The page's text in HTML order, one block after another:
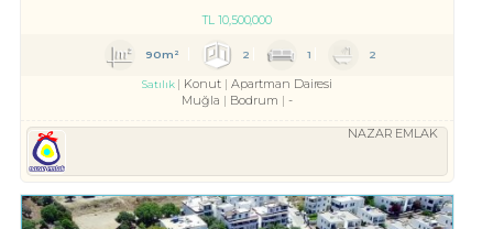
TL10,500,000
90m² 2 1 2
Satılık Konut
Apartman Dairesi
Muğla
Bodrum -
NAZAR EMLAK